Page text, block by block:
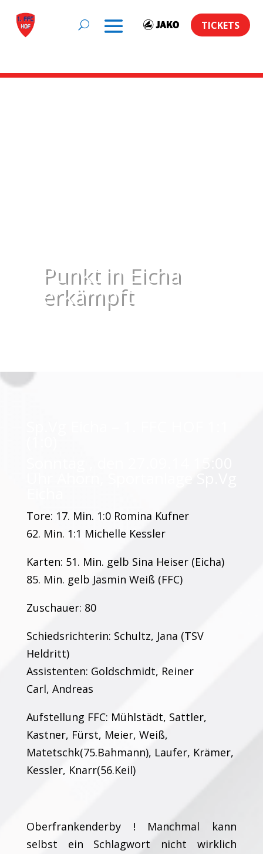
TICKETS
Punkt in Eicha
erkämpft
Tore: 17. Min. 1:0 Romina Kufner
62. Min. 1:1 Michelle Kessler
Karten: 51. Min. gelb Sina Heiser (Eicha)
85. Min. gelb Jasmin Weiß (FFC)
Zuschauer: 80
Schiedsrichterin: Schultz, Jana (TSV
Heldritt)
Assistenten: Goldschmidt, Reiner
Carl, Andreas
Aufstellung FFC: Mühlstädt, Sattler,
Kastner, Fürst, Meier, Weiß,
Matetschk(75.Bahmann), Laufer, Krämer,
Kessler, Knarr(56.Keil)
Oberfrankenderby ! Manchmal kann
selbst ein Schlagwort nicht wirklich